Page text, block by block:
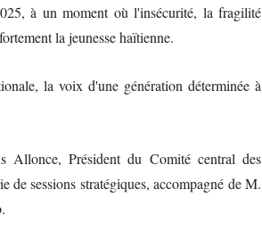
à un moment où l'insécurité, la fragilité
la jeunesse haïtienne.
la voix d'une génération déterminée à
Allonce, Président du Comité central des
de sessions stratégiques, accompagné de M.